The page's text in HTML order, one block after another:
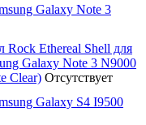
Galaxy Note 3
Rock Ethereal Shell для
Galaxy Note 3 N9000
Clear) Отсутствует
Galaxy S4 I9500